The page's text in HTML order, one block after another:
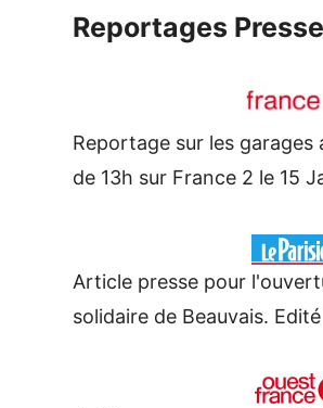
Reportages Presse
Reportage sur les garages
de 13h sur France 2 le 15
Article presse pour
solidaire de Beauvais.